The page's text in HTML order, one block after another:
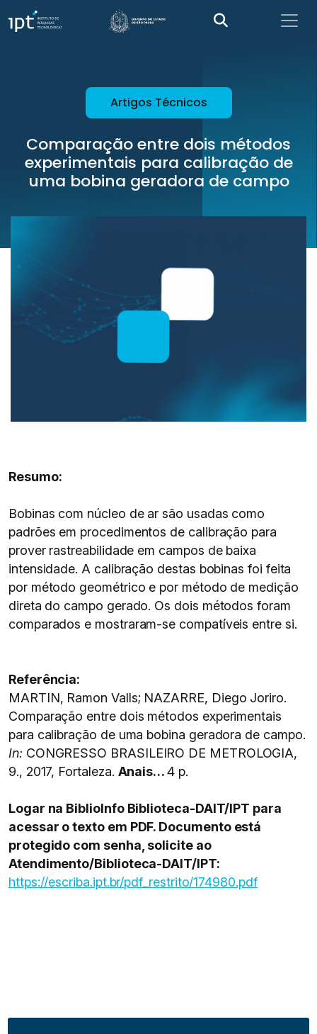
Artigos Técnicos
Comparação entre dois métodos
experimentais para calibração de
uma bobina geradora de campo
Resumo:
Bobinas com núcleo de ar são usadas como
padrões em procedimentos de calibração para
prover rastreabilidade em campos de baixa
intensidade. A calibração destas bobinas foi feita
por método geométrico e por método de medição
direta do campo gerado. Os dois métodos foram
comparados e mostraram-se compatíveis entre si.
Referência:
MARTIN, Ramon Valls; NAZARRE, Diego Joriro.
Comparação entre dois métodos experimentais
para calibração de uma bobina geradora de campo.
In: CONGRESSO BRASILEIRO DE METROLOGIA,
9., 2017, Fortaleza. Anais…4 p.
Logar na BiblioInfo Biblioteca-DAIT/IPT para
acessar o texto em PDF. Documento está
protegido com senha, solicite ao
Atendimento/Biblioteca-DAIT/IPT:
https://escriba.ipt.br/pdf_restrito/174980.pdf